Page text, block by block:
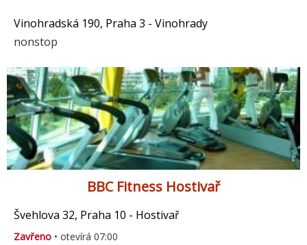
Vinohradská 190, Praha 3 - Vinohrady
nonstop
BBC Fitness Hostivař
Švehlova 32, Praha 10 - Hostivař
Zavřeno • otevírá 07:00